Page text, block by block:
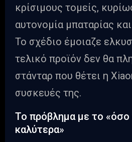
κρίσιμους τομείς,
αυτονομία μπαταρίας
Το σχέδιο έμοιαζε
τελικό προϊόν δεν θα
στάνταρ που θέτει η
συσκευές της.
Το πρόβλημα με το «όσο
καλύτερα»